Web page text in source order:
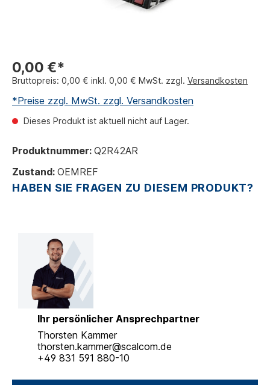
0,00 €*
Bruttopreis: 0,00 € inkl. 0,00 € MwSt. zzgl. Versandkosten
*Preise zzgl. MwSt. zzgl. Versandkosten
Dieses Produkt ist aktuell nicht auf Lager.
Produktnummer: Q2R42AR
Zustand: OEMREF
HABEN SIE FRAGEN ZU DIESEM PRODUKT?
Ihr persönlicher Ansprechpartner
Thorsten Kammer
thorsten.kammer@scalcom.de
+49 831 591 880-10